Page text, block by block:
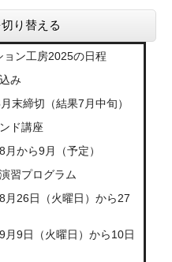
り替える
ン工房2025の日程
み
切（結果7月中旬）
ド講座
ら9月（予定）
習プログラム
日（火曜日）から27
（火曜日）から10日